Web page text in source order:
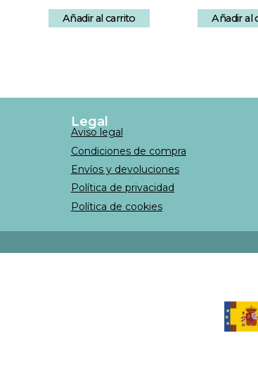
Añadir al carrito Añadir al
Legal
Aviso legal
Condiciones de compra
Envíos y devoluciones
Política de privacidad
Política de cookies